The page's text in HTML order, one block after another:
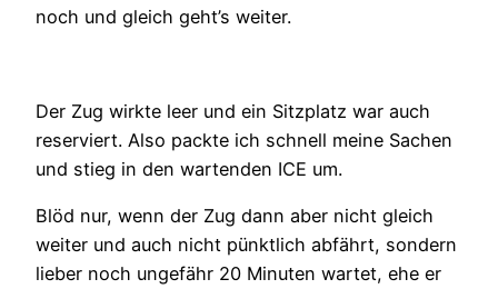
noch und gleich geht’s weiter.
Der Zug wirkte leer und ein Sitzplatz war auch
reserviert. Also packte ich schnell meine Sachen
und stieg in den wartenden ICE um.
Blöd nur, wenn der Zug dann aber nicht gleich
weiter und auch nicht pünktlich abfährt, sondern
lieber noch ungefähr 20 Minuten wartet, ehe er